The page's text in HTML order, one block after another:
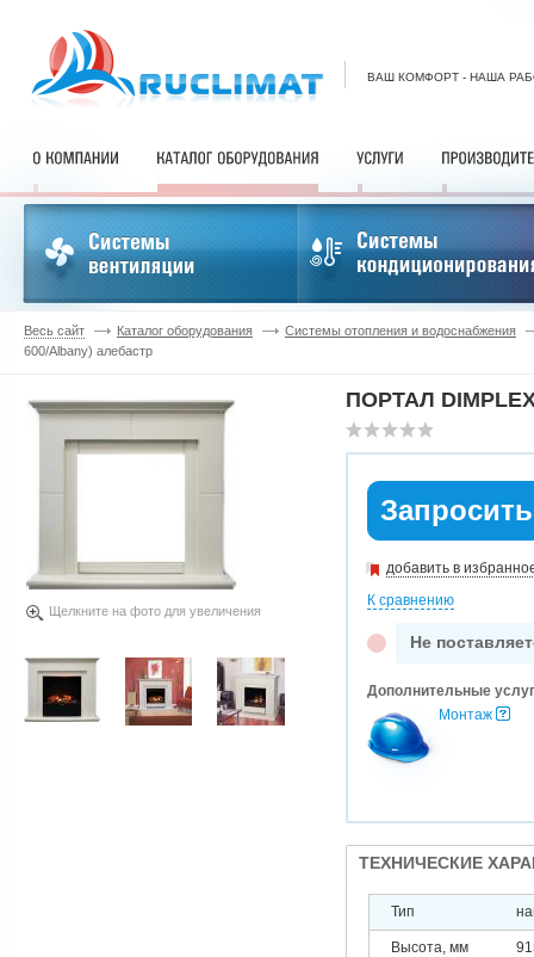
ВАШ КОМФОРТ - НАША
Весь сайт Каталог оборудования
Системы отопления и водоснабжения
600/Albany) алебастр
Щелкните на фото для увеличения
ПОРТАЛ
добавить в
К сравнению
Не
Дополнительные
Монтаж
ТЕХНИЧЕСКИЕ
Тип
Высота, мм